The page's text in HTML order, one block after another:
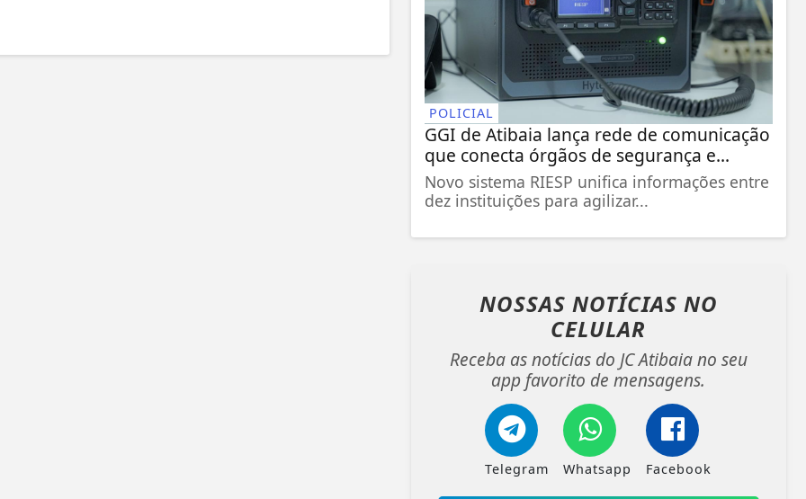
POLICIAL
GGI de Atibaia lança rede de comunicação
que conecta órgãos de segurança e...
Novo sistema RIESP unifica informações entre
dez instituições para agilizar...
NOSSAS NOTÍCIAS NO
CELULAR
Receba as notícias do JC Atibaia no seu
app favorito de mensagens.
Telegram Whatsapp Facebook